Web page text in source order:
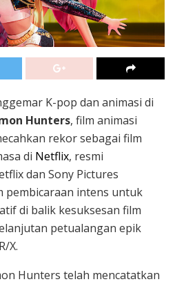
K-pop dan animasi di
Hunters, film animasi
rekor sebagai film
di Netflix, resmi
dan Sony Pictures
pembicaraan intens untuk
di balik kesuksesan film
petualangan epik
X.
Hunters telah mencatatkan